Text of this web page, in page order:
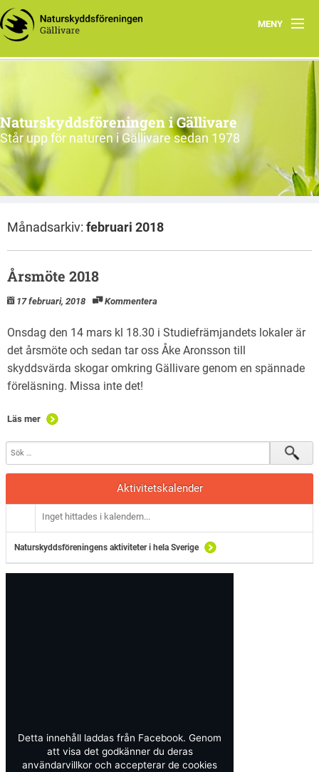
MENY
Hem
Intressegrupper
EN
Naturskyddsföreningen i Gällivare
Står upp för naturen i Gällivare sedan 1978
Månadsarkiv: februari 2018
Årsmöte 2018
17 februari, 2018 Kommentera
Onsdag den 14 mars kl 18.30 i Studiefrämjandets lokaler är
det årsmöte och sedan tar oss Åke Aronsson till
skyddsvärda skogar omkring Gällivare genom en spännade
föreläsning. Missa inte det!
Läs mer
Aktivitetskalender
Inget hittades i kalendern...
Naturskyddsföreningens aktiviteter i hela Sverige
Detta innehåll laddas från Facebook. Genom
att visa det godkänner du deras
användarvillkor och accepterar de cookies